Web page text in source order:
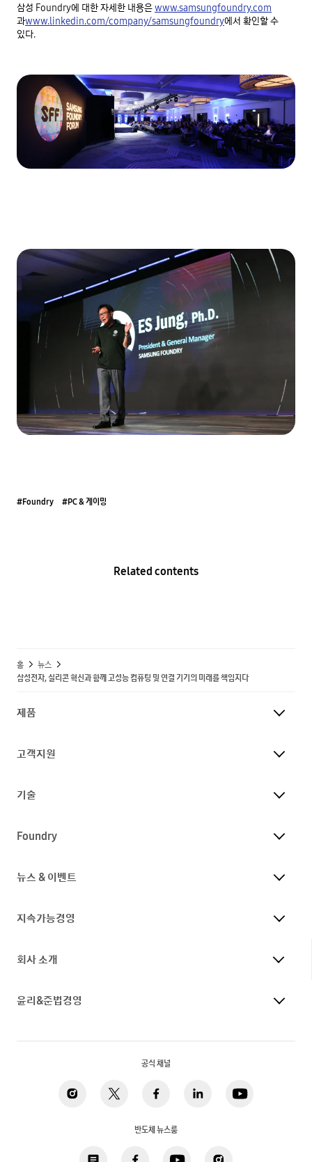
삼성 Foundry에 대한 자세한 내용은www.samsungfoundry.com
과www.linkedin.com/company/samsungfoundry에서 확인할 수
있다.
#Foundry #PC & 게이밍
Related contents
홈
뉴스
삼성전자, 실리콘 혁신과 함께 고성능 컴퓨팅 및 연결 기기의 미래를 책임지다
제품
고객지원
기술
Foundry
뉴스 & 이벤트
지속가능경영
회사 소개
윤리&준법경영
공식 채널
반도체 뉴스룸